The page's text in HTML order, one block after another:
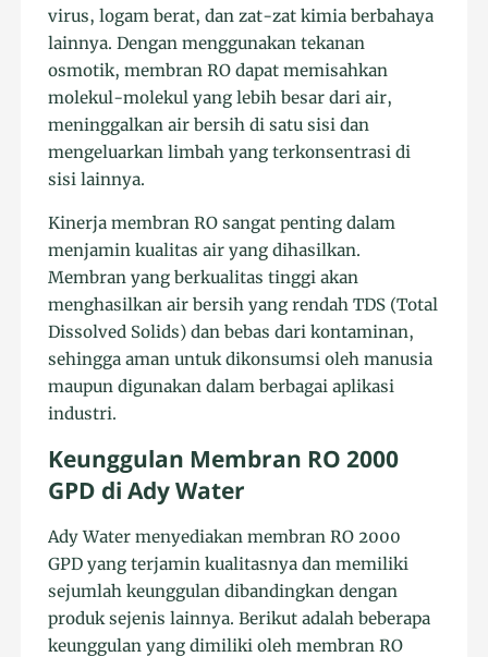
virus, logam berat, dan zat-zat kimia berbahaya
lainnya. Dengan menggunakan tekanan
osmotik, membran RO dapat memisahkan
molekul-molekul yang lebih besar dari air,
meninggalkan air bersih di satu sisi dan
mengeluarkan limbah yang terkonsentrasi di
sisi lainnya.
Kinerja membran RO sangat penting dalam
menjamin kualitas air yang dihasilkan.
Membran yang berkualitas tinggi akan
menghasilkan air bersih yang rendah TDS (Total
Dissolved Solids) dan bebas dari kontaminan,
sehingga aman untuk dikonsumsi oleh manusia
maupun digunakan dalam berbagai aplikasi
industri.
Keunggulan Membran RO 2000
GPD di Ady Water
Ady Water menyediakan membran RO 2000
GPD yang terjamin kualitasnya dan memiliki
sejumlah keunggulan dibandingkan dengan
produk sejenis lainnya. Berikut adalah beberapa
keunggulan yang dimiliki oleh membran RO